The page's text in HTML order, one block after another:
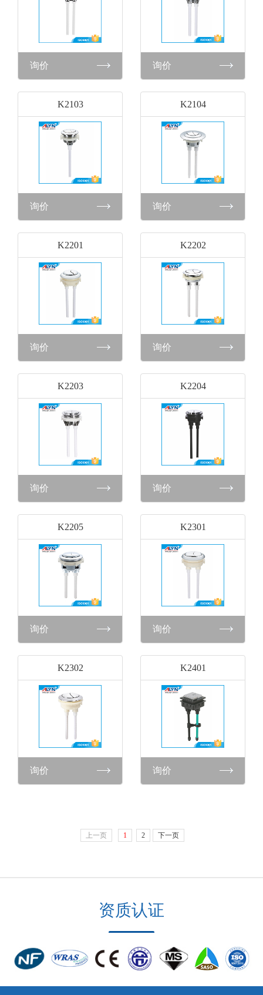
询价 询价
K2103
询价
K2104
询价
K2201
询价
K2202
询价
K2203
询价
K2204
询价
K2205
询价
K2301
询价
K2302
询价
K2401
询价
上一页 1 2 下一页
资质认证